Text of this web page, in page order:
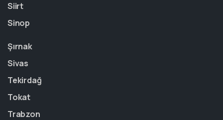
Siirt
Sinop
Şırnak
Sivas
Tekirdağ
Tokat
Trabzon